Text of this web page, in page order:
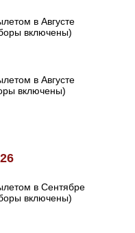
в Августе
включены)
в Августе
включены)
в Сентябре
включены)